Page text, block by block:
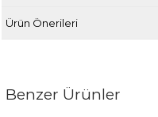
Ürün Önerileri
Benzer Ürünler